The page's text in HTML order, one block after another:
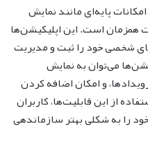
پایه‌ای مانند نمایش
همزمان است. این اپلیکیشن‌ها
شخصی خود را ثبت و مدیریت
می‌توان به نمایش
و امکان اضافه کردن
از این قابلیت‌ها، کاربران
را به شکلی بهتر سازماندهی